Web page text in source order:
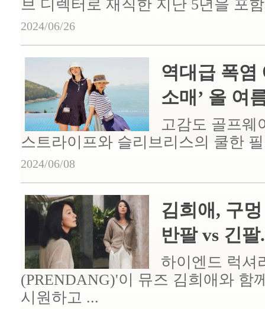
브 디렉터로 재직한 지난 5년을 포
2024/06/26
역대급 폭염
소매’ 올 여
고감도 골프웨
스트라이프와 슬리브리스의 쿨한
2024/06/08
김희애, 구
반팔 vs 긴팔
하이엔드 럭셔
(PRENDANG)'이 뮤즈 김희애와 함
시원하고 ...